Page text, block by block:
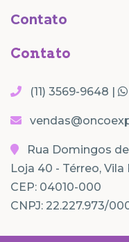
Contato
Contato
(11) 3569-9648 |
Rua Domingos
Loja 40 - Térreo, Vila
CEP: 04010-000
CNPJ: 22.227.973/